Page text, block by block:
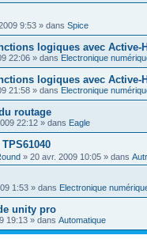
9:53 » dans Spice
logiques avec Active-
22:06 » dans Electronique
logiques avec Active-
21:58 » dans Electronique
routage
22:12 » dans Eagle
» 20 avr. 2009 10:05 » dans
1:53 » dans Electronique
unity pro
19:13 » dans Automatique